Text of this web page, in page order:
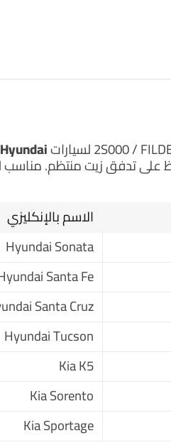
لسيارات Hyundai وKia بمحركات 2.5L.
على تدفق زيت منتظم. مناسب
الاسم بالإنكليزي
Hyundai Sonata
Santa Fe
Santa Cruz
Hyundai Tucson
Kia K5
Kia Sorento
Kia Sportage